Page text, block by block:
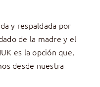
y respaldada por
de la madre y el
es la opción que,
desde nuestra